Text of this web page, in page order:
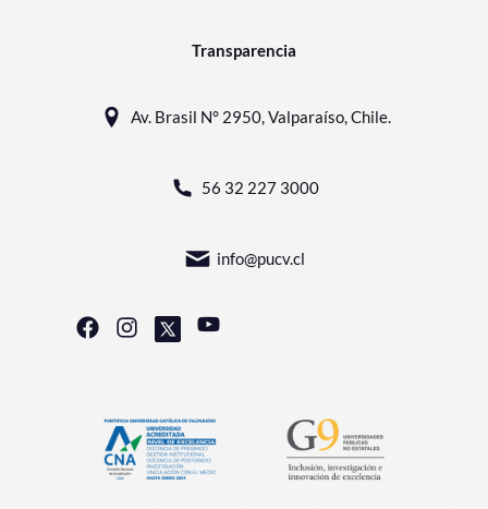
Transparencia
Av. Brasil N° 2950, Valparaíso, Chile.
56 32 227 3000
info@pucv.cl